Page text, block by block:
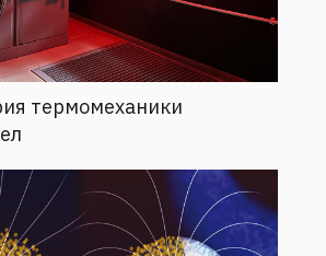
термомеханики